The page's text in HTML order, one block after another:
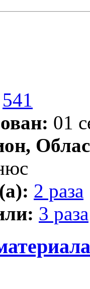
541
01
2 раза
3 раза